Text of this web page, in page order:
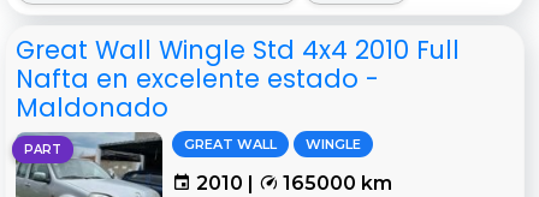
Great Wall Wingle Std 4x4 2010 Full
Nafta en excelente estado -
Maldonado
PART GREAT WALL WINGLE
2010 | 165000 km